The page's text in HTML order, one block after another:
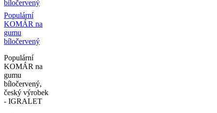
Populární
KOMÁR na
gumu
bíločervený
Populární
KOMÁR na
gumu
bíločervený,
český výrobek
- IGRALET